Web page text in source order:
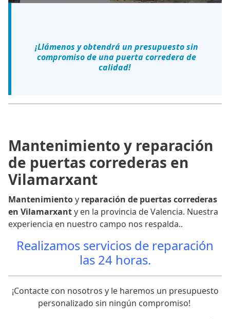
¡Llámenos y obtendrá un presupuesto sin
compromiso de una puerta corredera de
calidad!
Mantenimiento y reparación
de puertas correderas en
Vilamarxant
Mantenimientoy reparación de puertas correderas
en Vilamarxanty en la provincia de Valencia. Nuestra
experiencia en nuestro campo nos respalda..
Realizamos servicios de reparación
las 24 horas.
¡Contacte con nosotros y le haremos un presupuesto
personalizado sin ningún compromiso!